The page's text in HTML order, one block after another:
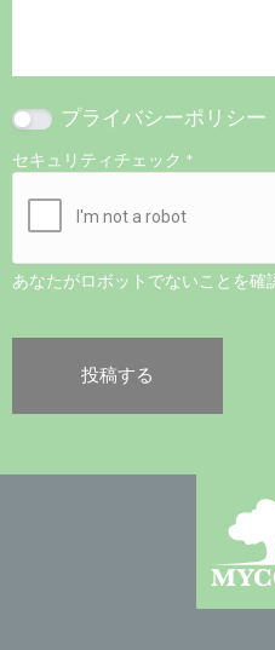
プライバシーポリシー
セキュリティチェック *
あなたがロボットでないことを確